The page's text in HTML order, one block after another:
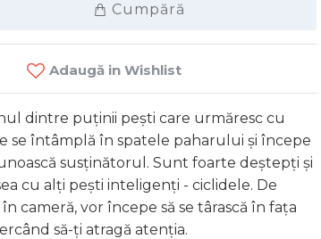
Cumpără
Adaugă in Wishlist
dintre puținii pești care urmăresc cu
se întâmplă în spatele paharului și începe
susținătorul. Sunt foarte deștepți și
cu alți pești inteligenți - ciclidele. De
cameră, vor începe să se târască în fața
să-ți atragă atenția.
Botia lohachata